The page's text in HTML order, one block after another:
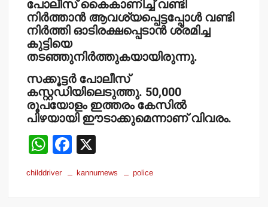
പോലീസ് കൈകാണിച്ച് വണ്ടി
നിര്‍ത്താന്‍ ആവശ്യപ്പെട്ടപ്പോള്‍ വണ്ടി
നിര്‍ത്തി ഓടിരക്ഷപ്പെടാന്‍ ശ്രമിച്ച
കുട്ടിയെ
തടഞ്ഞുനിര്‍ത്തുകയായിരുന്നു.
സക്കൂട്ടര്‍ പോലീസ്
കസ്റ്റഡിയിലെടുത്തു. 50,000
രൂപയോളം ഇത്തരം കേസില്‍
പിഴയായി ഈടാക്കുമെന്നാണ് വിവരം.
W
at
F
c
childdriver kannurnews police